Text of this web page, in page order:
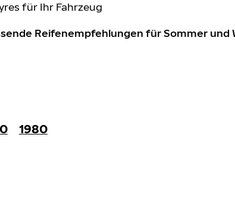
für Ihr Fahrzeug
Reifenempfehlungen für Sommer und
1980